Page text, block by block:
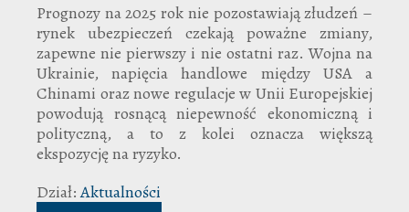
Prognozy na 2025 rok nie pozostawiają złudzeń –
rynek ubezpieczeń czekają poważne zmiany,
zapewne nie pierwszy i nie ostatni raz. Wojna na
Ukrainie, napięcia handlowe między USA a
Chinami oraz nowe regulacje w Unii Europejskiej
powodują rosnącą niepewność ekonomiczną i
polityczną, a to z kolei oznacza większą
ekspozycję na ryzyko.
Dział: Aktualności